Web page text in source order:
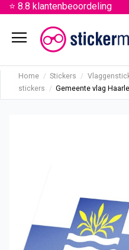
⭐ 8.8 klantenbeoordeling
menu
Home Stickers
stickers
Gemeente vlag